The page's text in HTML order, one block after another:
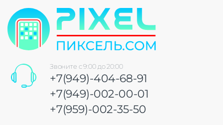
Звоните с 9:00 до 20:00
+7(949)-404-68-91
+7(949)-002-00-01
+7(959)-002-35-50